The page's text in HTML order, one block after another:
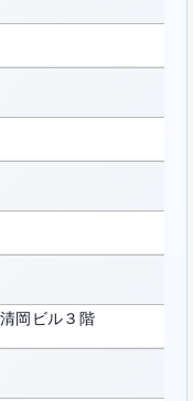
岡ビル３階